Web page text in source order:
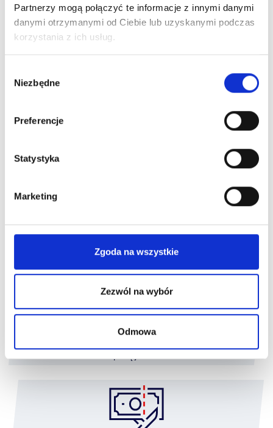
Partnerzy mogą połączyć te informacje z innymi danymi
danymi otrzymanymi od Ciebie lub uzyskanymi podczas
korzystania z ich usług.
zgody
Niezbędne
Preferencje
Statystyka
Marketing
Zgoda na wszystkie
Zezwól na wybór
Odmowa
Ciebie
informacje
niezbędne
najkorzystniejszą
ofertę Leasingu
Dlaczego warto?